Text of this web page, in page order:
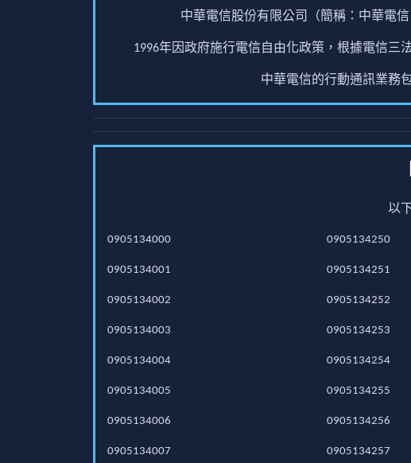
中華電信股份有限公司（簡稱：中華電
1996年因政府施行電信自由化政策，根據電信三
中華電信的行動通訊業務包
以
0905134000
0905134001
0905134002
0905134003
0905134004
0905134005
0905134006
0905134007
0905134250
0905134251
0905134252
0905134253
0905134254
0905134255
0905134256
0905134257